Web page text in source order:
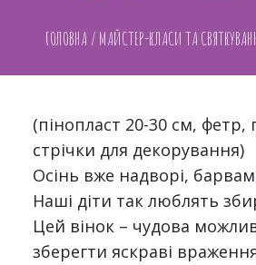
ГОЛОВНА / МАЙСТЕР-КЛАСИ ТА
(пінопласт 20-30 см,
стрічки для декорування)
Осінь вже надворі,
Наші діти так люблять
Цей вінок – чудова
зберегти яскраві